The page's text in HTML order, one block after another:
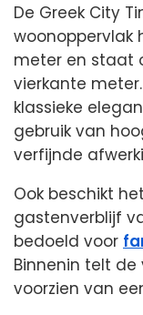
De Greek City
woonoppervlak
meter en staat
vierkante
klassieke
gebruik van
verfijnde
Ook beschikt
gastenverblijf
bedoeld voor
Binnenin telt de
voorzien van